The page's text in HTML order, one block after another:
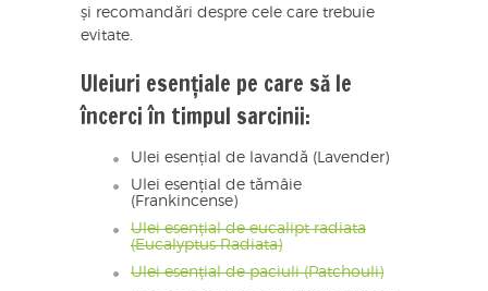
și recomandări despre cele care trebuie
evitate.
Uleiuri esențiale pe care să le
încerci în timpul sarcinii:
Ulei esențial de lavandă (Lavender)
Ulei esențial de tămâie
(Frankincense)
Ulei esențial de eucalipt radiata
(Eucalyptus Radiata)
Ulei esențial de paciuli (Patchouli)